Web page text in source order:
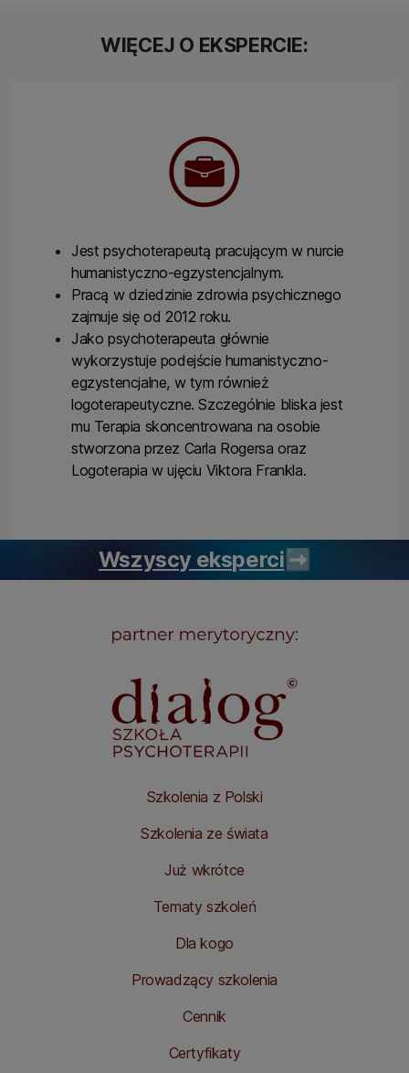
WIĘCEJ O EKSPERCIE:
Jest psychoterapeutą pracującym w nurcie
humanistyczno-egzystencjalnym.
Pracą w dziedzinie zdrowia psychicznego
zajmuje się od 2012 roku.
Jako psychoterapeuta głównie
wykorzystuje podejście humanistyczno-
egzystencjalne, w tym również
logoterapeutyczne. Szczególnie bliska jest
mu Terapia skoncentrowana na osobie
stworzona przez Carla Rogersa oraz
Logoterapia w ujęciu Viktora Frankla.
Wszyscy eksperci ➡️
Szkolenia z Polski
Szkolenia ze świata
Już wkrótce
Tematy szkoleń
Dla kogo
Prowadzący szkolenia
Cennik
Certyfikaty